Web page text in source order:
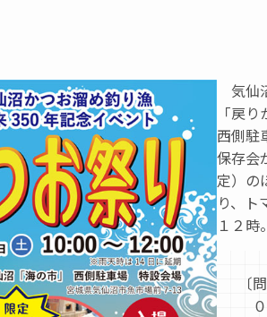
気仙
「戻
西側駐
保存会
定）の
り、
１２時
〔
０